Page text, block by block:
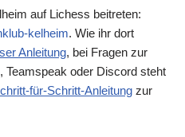
auf Lichess beitreten:
kelheim. Wie ihr dort
Anleitung, bei Fragen zur
Teamspeak oder Discord steht
für-Schritt-Anleitung zur